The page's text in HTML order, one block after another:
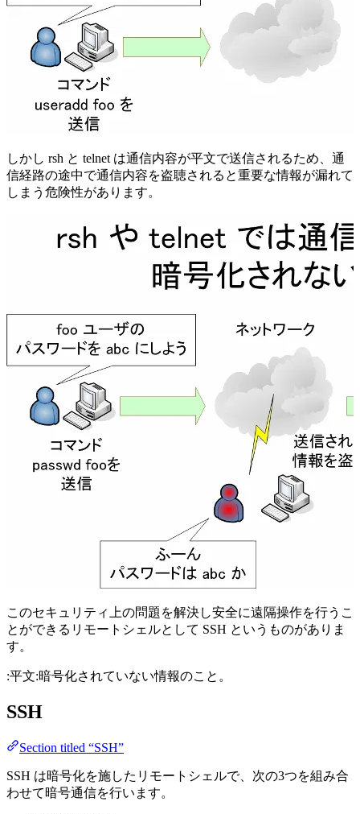
しかし rsh と telnet は通信内容が平文で送信されるため、通
信経路の途中で通信内容を盗聴されると重要な情報が漏れて
しまう危険性があります。
このセキュリティ上の問題を解決し安全に遠隔操作を行うこ
とができるリモートシェルとして SSH というものがありま
す。
:平文:暗号化されていない情報のこと。
SSH
Section titled “SSH”
SSH は暗号化を施したリモートシェルで、次の3つを組み合
わせて暗号通信を行います。